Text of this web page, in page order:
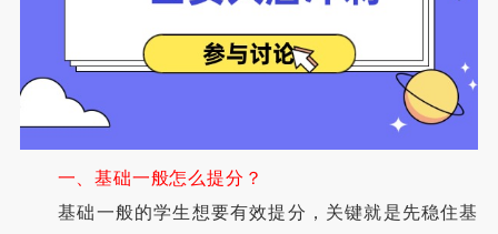
一、基础一般怎么提分？
基础一般的学生想要有效提分，关键就是先稳住基